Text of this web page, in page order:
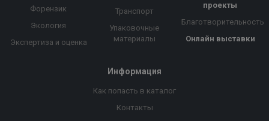
Форензик
Экология
Экспертиза и оценка
Транспорт
Упаковочные
материалы
проекты
Благотворительность
Онлайн выставки
Информация
Как попасть в каталог
Контакты